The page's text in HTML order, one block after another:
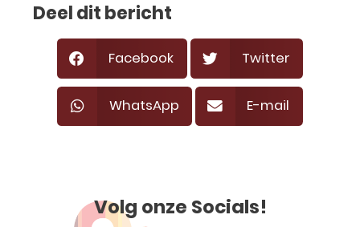
Deel dit bericht
Facebook Twitter
WhatsApp E-mail
Volg onze Socials!